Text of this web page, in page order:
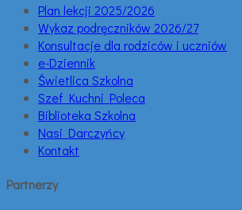
Plan lekcji 2025/2026
Wykaz podręczników 2026/27
Konsultacje dla rodziców i uczniów
e-Dziennik
Świetlica Szkolna
Szef Kuchni Poleca
Biblioteka Szkolna
Nasi Darczyńcy
Kontakt
Partnerzy